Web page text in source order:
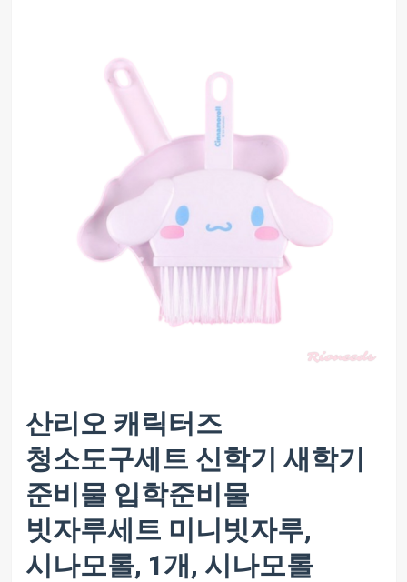
산리오 캐릭터즈
청소도구세트 신학기 새학기
준비물 입학준비물
빗자루세트 미니빗자루,
시나모롤, 1개, 시나모롤